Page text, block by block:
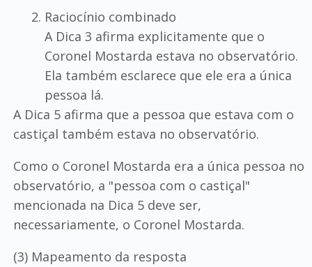
Raciocínio combinado
A Dica 3 afirma explicitamente que o
Coronel Mostarda estava no observatório.
Ela também esclarece que ele era a única
pessoa lá.
A Dica 5 afirma que a pessoa que estava com o
castiçal também estava no observatório.
Como o Coronel Mostarda era a única pessoa no
observatório, a "pessoa com o castiçal"
mencionada na Dica 5 deve ser,
necessariamente, o Coronel Mostarda.
(3) Mapeamento da resposta